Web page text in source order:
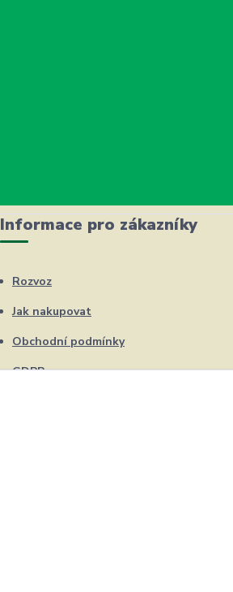
Informace pro zákazníky
Rozvoz
Jak nakupovat
Obchodní podmínky
GDPR